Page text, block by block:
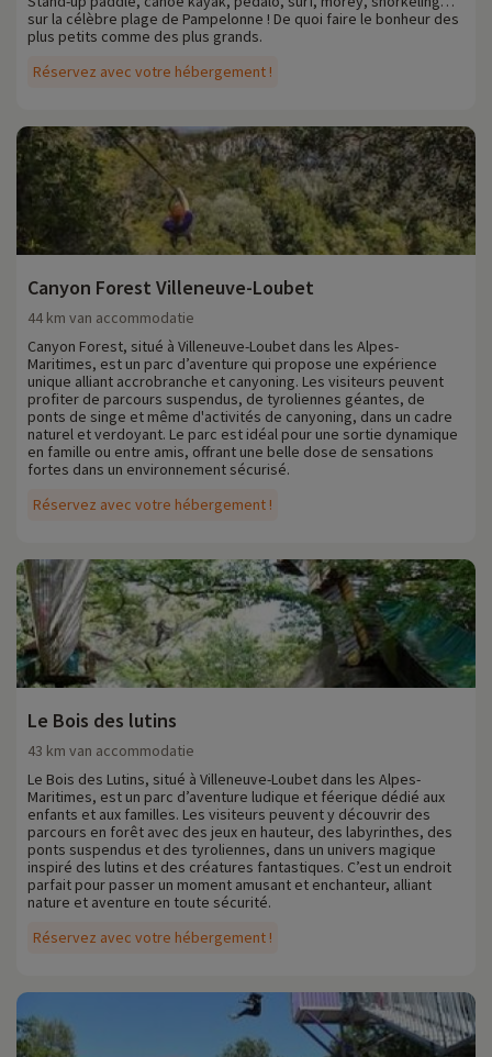
Réservez avec votre hébergement !
sur la célèbre plage de Pampelonne ! De quoi faire le bonheur des
plus petits comme des plus grands.
Canyon Forest Villeneuve-Loubet
Réservez avec votre hébergement !
44 km van accommodatie
Canyon Forest, situé à Villeneuve-Loubet dans les Alpes-
Maritimes, est un parc d’aventure qui propose une expérience
unique alliant accrobranche et canyoning. Les visiteurs peuvent
profiter de parcours suspendus, de tyroliennes géantes, de
ponts de singe et même d'activités de canyoning, dans un cadre
naturel et verdoyant. Le parc est idéal pour une sortie dynamique
en famille ou entre amis, offrant une belle dose de sensations
fortes dans un environnement sécurisé.
Le Bois des lutins
Réservez avec votre hébergement !
43 km van accommodatie
Le Bois des Lutins, situé à Villeneuve-Loubet dans les Alpes-
Maritimes, est un parc d’aventure ludique et féerique dédié aux
enfants et aux familles. Les visiteurs peuvent y découvrir des
parcours en forêt avec des jeux en hauteur, des labyrinthes, des
ponts suspendus et des tyroliennes, dans un univers magique
inspiré des lutins et des créatures fantastiques. C’est un endroit
parfait pour passer un moment amusant et enchanteur, alliant
nature et aventure en toute sécurité.